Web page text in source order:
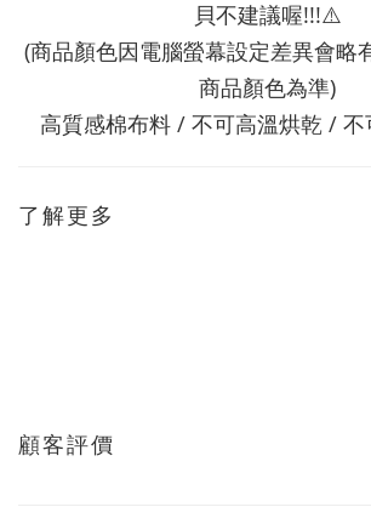
貝不建議喔!!!⚠️
(商品顏色因電腦螢幕設定差異會略
商品顏色為準)
高質感棉布料 / 不可高溫烘乾 / 不
了解更多
顧客評價